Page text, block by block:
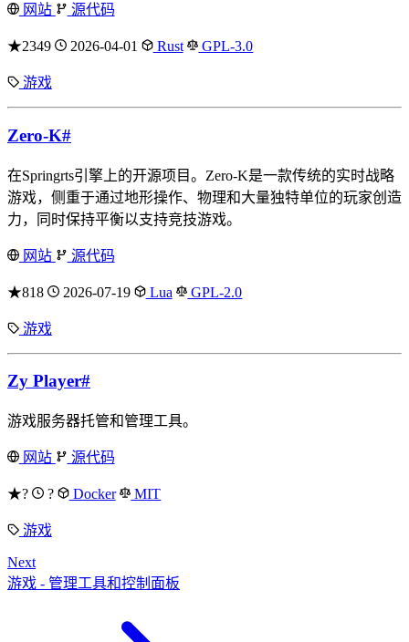
网站 源代码
★2349 2026-04-01 Rust GPL-3.0
游戏
Zero-K#
在Springrts引擎上的开源项目。Zero-K是一款传统的实时战略
游戏，侧重于通过地形操作、物理和大量独特单位的玩家创造
力，同时保持平衡以支持竞技游戏。
网站 源代码
★818 2026-07-19 Lua GPL-2.0
游戏
Zy Player#
游戏服务器托管和管理工具。
网站 源代码
★? ? Docker MIT
游戏
Next
游戏 - 管理工具和控制面板